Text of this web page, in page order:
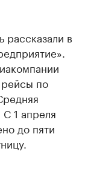
рассказали в
по
1 апреля
до пяти